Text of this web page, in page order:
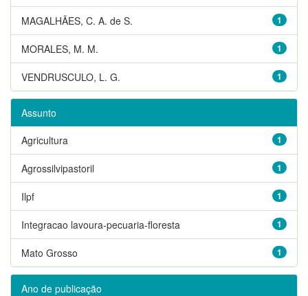
1
MAGALHÃES, C. A. de S.
1
MORALES, M. M.
1
VENDRUSCULO, L. G.
Assunto
1
Agricultura
1
Agrossilvipastoril
1
Ilpf
1
Integracao lavoura-pecuaria-floresta
1
Mato Grosso
Ano de publicação